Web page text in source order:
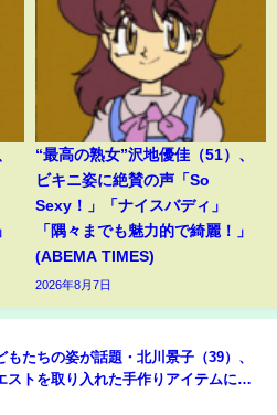
“最高の熟女”沢地優佳（51）、
ビキニ姿に絶賛の声「So
Sexy！」「ナイスバディ」
「隅々までも魅力的で綺麗！」
(ABEMA TIMES)
2026年8月7日
もたちの姿が話題・北川景子（39）、
ストを取り入れた手作りアイテムに反